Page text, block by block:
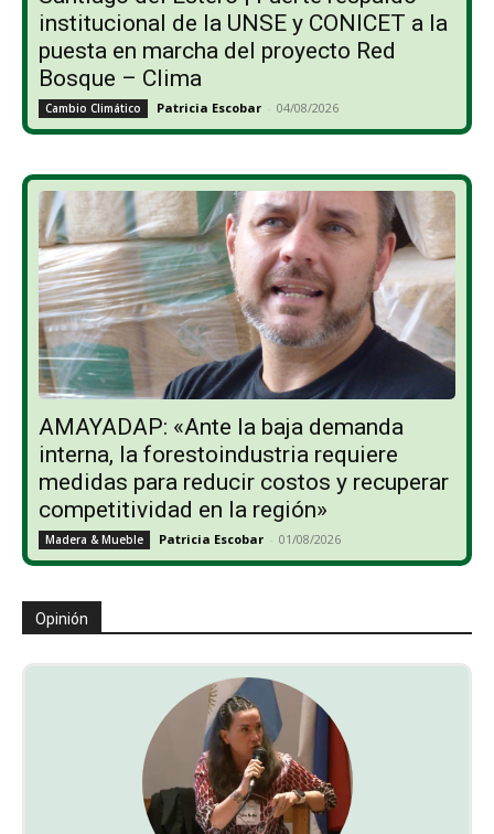
institucional de la UNSE y CONICET a la
puesta en marcha del proyecto Red
Bosque – Clima
Cambio Climático Patricia Escobar - 04/08/2026
AMAYADAP: «Ante la baja demanda
interna, la forestoindustria requiere
medidas para reducir costos y recuperar
competitividad en la región»
Madera & Mueble Patricia Escobar - 01/08/2026
Opinión